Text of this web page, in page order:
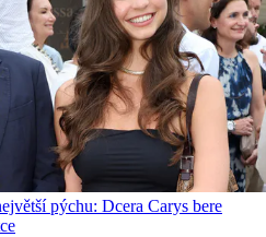
pýchu: Dcera Carys bere